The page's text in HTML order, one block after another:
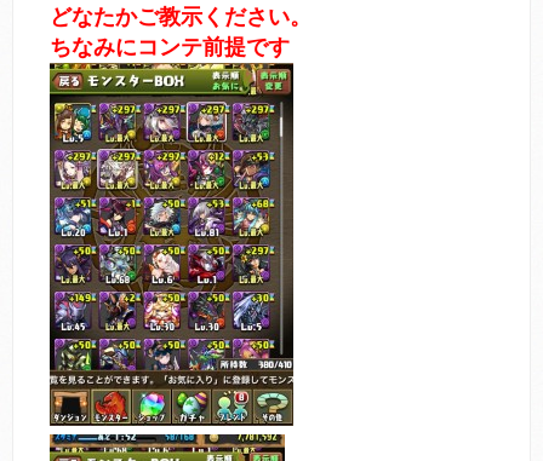
どなたかご教示ください。
ちなみにコンテ前提です